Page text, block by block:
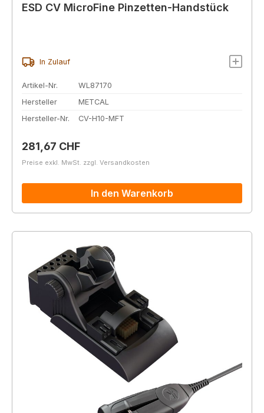
ESD CV MicroFine Pinzetten-Handstück
In Zulauf
Artikel-Nr.
WL87170
Hersteller
METCAL
Hersteller-Nr.
CV-H10-MFT
Regulärer Preis:
281,67 CHF
Preise exkl. MwSt. zzgl. Versandkosten
In den Warenkorb